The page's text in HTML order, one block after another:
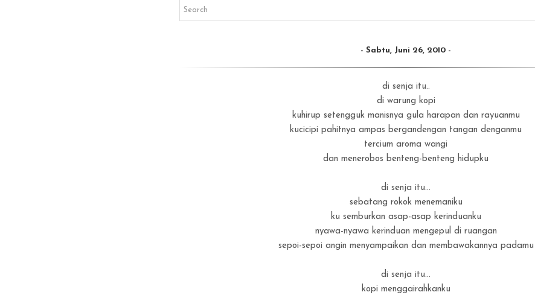
Sabtu, Juni 26, 2010
di senja itu..
di warung kopi
kuhirup setengguk manisnya gula harapan dan rayuanmu
kucicipi pahitnya ampas bergandengan tangan denganmu
tercium aroma wangi
dan menerobos benteng-benteng hidupku
di senja itu...
sebatang rokok menemaniku
ku semburkan asap-asap kerinduanku
nyawa-nyawa kerinduan mengepul di ruangan
sepoi-sepoi angin menyampaikan dan membawakannya padamu
di senja itu...
kopi menggairahkanku